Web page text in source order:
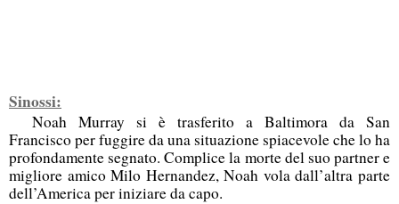
Sinossi:
Noah Murray si è trasferito a Baltimora da San
Francisco per fuggire da una situazione spiacevole che lo ha
profondamente segnato. Complice la morte del suo partner e
migliore amico Milo Hernandez, Noah vola dall’altra parte
dell’America per iniziare da capo.